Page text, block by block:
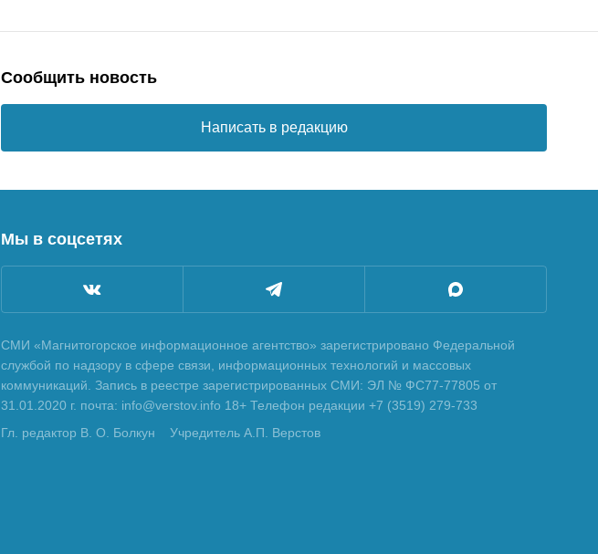
Сообщить новость
Написать в редакцию
Мы в соцсетях
СМИ «Магнитогорское информационное агентство» зарегистрировано Федеральной
службой по надзору в сфере связи, информационных технологий и массовых
коммуникаций. Запись в реестре зарегистрированных СМИ: ЭЛ № ФС77-77805 от
31.01.2020 г. почта: info@verstov.info 18+ Телефон редакции +7 (3519) 279-733
Гл. редактор В. О. Болкун
Учредитель А.П. Верстов